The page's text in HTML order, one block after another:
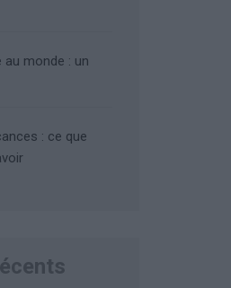
au monde : un
: ce que